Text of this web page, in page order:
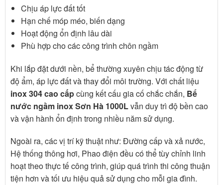
Chịu áp lực đất tốt
Hạn chế móp méo, biến dạng
Hoạt động ổn định lâu dài
Phù hợp cho các công trình chôn ngầm
Khi lắp đặt dưới nền, bể thường xuyên chịu tác động từ
độ ẩm, áp lực đất và thay đổi môi trường. Với chất liệu
inox 304 cao cấpcùng kết cấu gia cố chắc chắn, Bể
nước ngầm inox Sơn Hà 1000Lvẫn duy trì độ bền cao
và vận hành ổn định trong nhiều năm sử dụng.
Ngoài ra, các vị trí kỹ thuật như: Đường cấp và xả nước,
Hệ thống thông hơi, Phao điện đều có thể tùy chỉnh linh
hoạt theo thực tế công trình, giúp quá trình thi công thuận
tiện hơn và tối ưu hiệu quả sử dụng cho mỗi gia đình.